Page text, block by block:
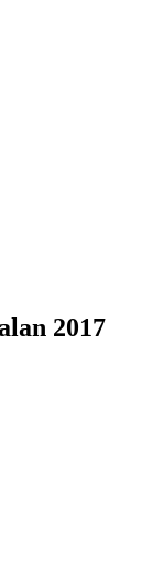
2017